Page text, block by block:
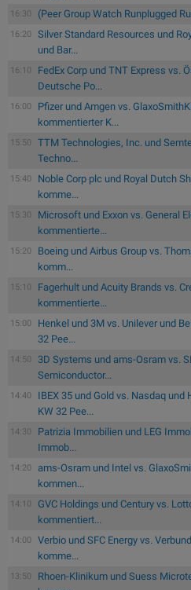
16:30 (Peer Group Watch Runplugged
16:20
Silver Standard Resources und
und Bar...
16:10
FedEx Corp und TNT Express vs.
Deutsche Po...
16:00
Pfizer und Amgen vs.
kommentierter K...
15:50
TTM Technologies, Inc. und
Techno...
15:40
Noble Corp plc und Royal Dutch
komme...
15:30
Microsoft und Exxon vs. General
kommentierte...
15:20
Boeing und Airbus Group vs.
komm...
15:10
Fagerhult und Acuity Brands vs.
kommentierte...
15:00
Henkel und 3M vs. Unilever und
32 Pee...
14:50
3D Systems und ams-Osram vs.
Semiconductor...
14:40
IBEX 35 und Gold vs. Nasdaq
KW 32 Pee...
14:30
Patrizia Immobilien und LEG
Immob...
14:20
ams-Osram und Intel vs.
kommen...
14:10
GVC Holdings und Century vs.
kommentiert...
14:00
Verbio und SFC Energy vs.
komme...
13:50
Rhoen-Klinikum und Suess